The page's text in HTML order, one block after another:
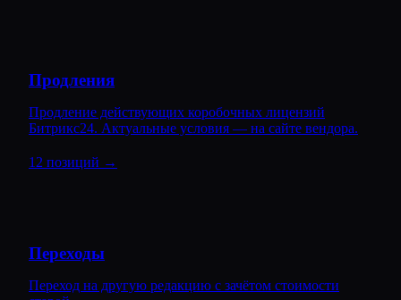
Продления
Продление действующих коробочных лицензий
Битрикс24. Актуальные условия — на сайте вендора.
12 позиций →
Переходы
Переход на другую редакцию с зачётом стоимости